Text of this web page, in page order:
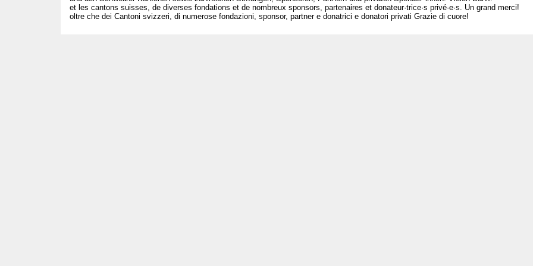
et les cantons suisses, de diverses fondations et de nombreux sponsors, partenaires et donateur·trice·s privé·e·s. Un grand merci!
oltre che dei Cantoni svizzeri, di numerose fondazioni, sponsor, partner e donatrici e donatori privati Grazie di cuore!